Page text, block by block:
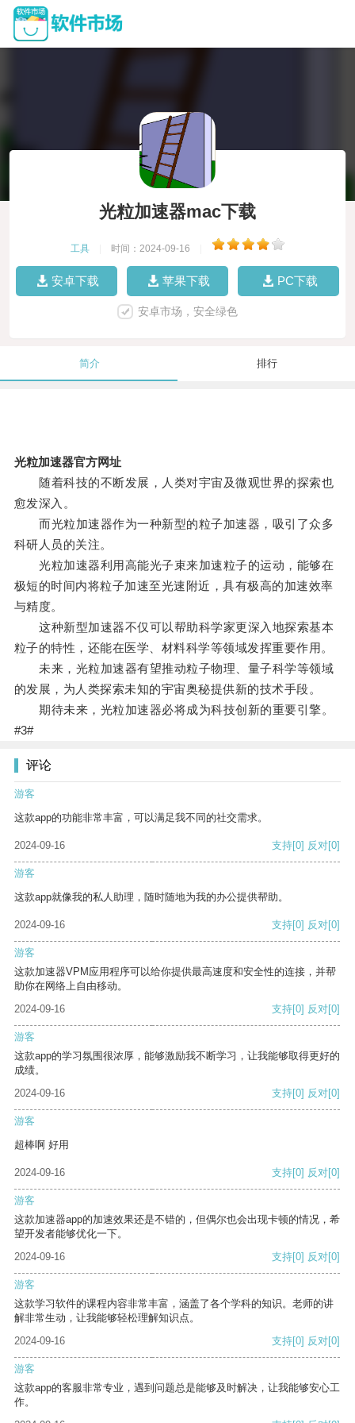
光粒加速器mac下载
工具 时间：2024-09-16
安卓下载 苹果下载 PC下载
安卓市场，安全绿色
简介 排行
光粒加速器官方网址
随着科技的不断发展，人类对宇宙及微观世界的探索也
愈发深入。
而光粒加速器作为一种新型的粒子加速器，吸引了众多
科研人员的关注。
光粒加速器利用高能光子束来加速粒子的运动，能够在
极短的时间内将粒子加速至光速附近，具有极高的加速效率
与精度。
这种新型加速器不仅可以帮助科学家更深入地探索基本
粒子的特性，还能在医学、材料科学等领域发挥重要作用。
未来，光粒加速器有望推动粒子物理、量子科学等领域
的发展，为人类探索未知的宇宙奥秘提供新的技术手段。
期待未来，光粒加速器必将成为科技创新的重要引擎。
#3#
评论
游客
这款app的功能非常丰富，可以满足我不同的社交需求。
2024-09-16 支持[0] 反对[0]
游客
这款app就像我的私人助理，随时随地为我的办公提供帮助。
2024-09-16 支持[0] 反对[0]
游客
这款加速器VPM应用程序可以给你提供最高速度和安全性的连接，并帮
助你在网络上自由移动。
2024-09-16
支持[0] 反对[0]
游客
这款app的学习氛围很浓厚，能够激励我不断学习，让我能够取得更好的
成绩。
2024-09-16
支持[0] 反对[0]
游客
超棒啊 好用
2024-09-16 支持[0] 反对[0]
游客
这款加速器app的加速效果还是不错的，但偶尔也会出现卡顿的情况，希
望开发者能够优化一下。
2024-09-16
支持[0] 反对[0]
游客
这款学习软件的课程内容非常丰富，涵盖了各个学科的知识。老师的讲
解非常生动，让我能够轻松理解知识点。
2024-09-16
支持[0] 反对[0]
游客
这款app的客服非常专业，遇到问题总是能够及时解决，让我能够安心工
作。